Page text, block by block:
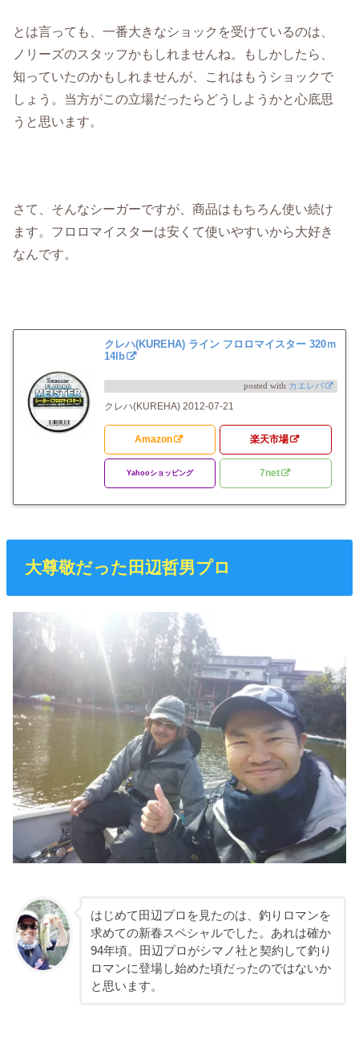
とは言っても、一番大きなショックを受けているのは、
ノリーズのスタッフかもしれませんね。もしかしたら、
知っていたのかもしれませんが、これはもうショックで
しょう。当方がこの立場だったらどうしようかと心底思
うと思います。
さて、そんなシーガーですが、商品はもちろん使い続け
ます。フロロマイスターは安くて使いやすいから大好き
なんです。
クレハ(KUREHA) ライン フロロマイスター 320ｍ
14lb
posted with カエレバ
クレハ(KUREHA) 2012-07-21
Amazon 楽天市場
Yahooショッピング 7net
大尊敬だった田辺哲男プロ
はじめて田辺プロを見たのは、釣りロマンを
求めての新春スペシャルでした。あれは確か
94年頃。田辺プロがシマノ社と契約して釣り
ロマンに登場し始めた頃だったのではないか
と思います。